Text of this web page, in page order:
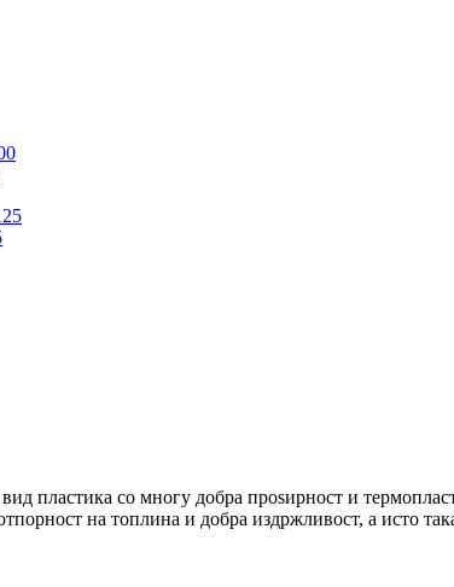
пластика со многу добра проѕирност и
на топлина и добра издржливост, а исто